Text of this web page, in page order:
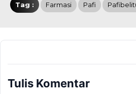
Tag : Farmasi Pafi
Tulis Komentar